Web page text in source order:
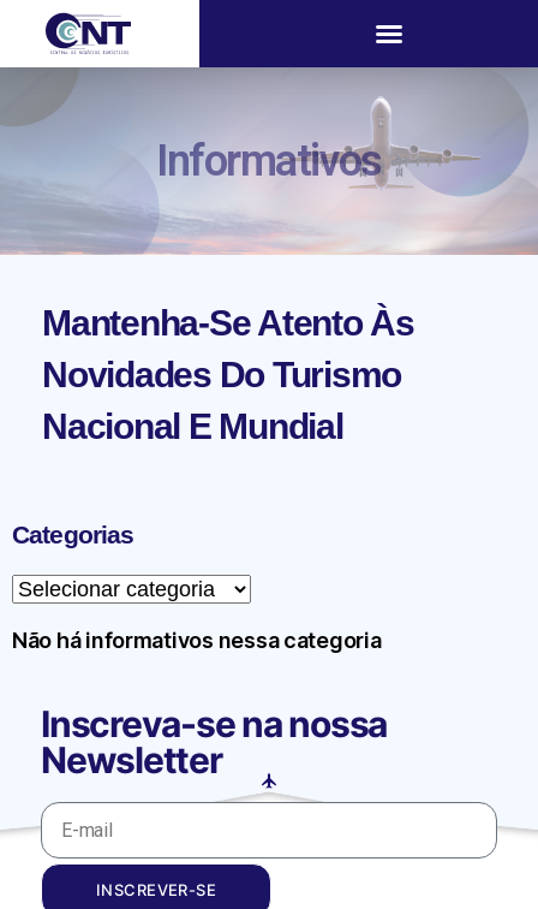
Informativos
Mantenha-Se Atento Às
Novidades Do Turismo
Nacional E Mundial
Categorias
Não há informativos nessa categoria
Inscreva-se na nossa
Newsletter
INSCREVER-SE